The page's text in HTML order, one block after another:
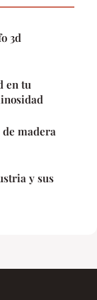
3d
en tu
madera
y sus